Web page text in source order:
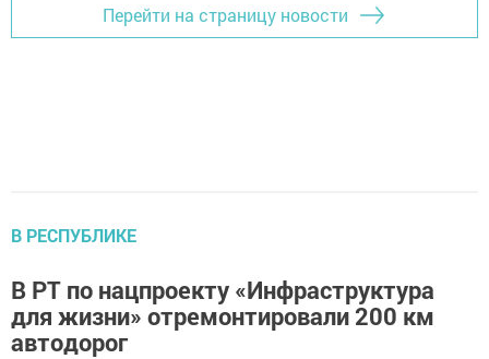
Перейти на страницу новости
В РЕСПУБЛИКЕ
В РТ по нацпроекту «Инфраструктура
для жизни» отремонтировали 200 км
автодорог